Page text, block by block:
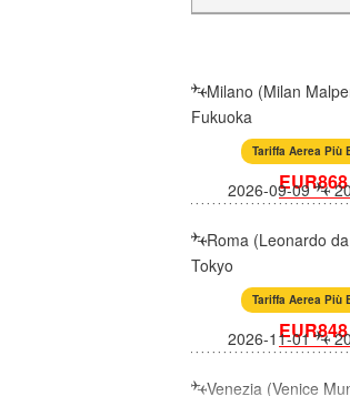
Milano (Milan
Fukuoka
Tariffa Aerea Più
2026-09-09
Roma (Leonardo
Tokyo
Tariffa Aerea Più
2026-11-01
Venezia (Venice